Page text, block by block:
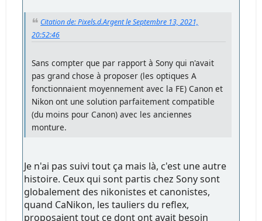
Citation de: Pixels.d.Argent le Septembre 13, 2021,
20:52:46
Sans compter que par rapport à Sony qui n'avait
pas grand chose à proposer (les optiques A
fonctionnaient moyennement avec la FE) Canon et
Nikon ont une solution parfaitement compatible
(du moins pour Canon) avec les anciennes
monture.
Je n'ai pas suivi tout ça mais là, c'est une autre
histoire. Ceux qui sont partis chez Sony sont
globalement des nikonistes et canonistes,
quand CaNikon, les tauliers du reflex,
proposaient tout ce dont ont avait besoin